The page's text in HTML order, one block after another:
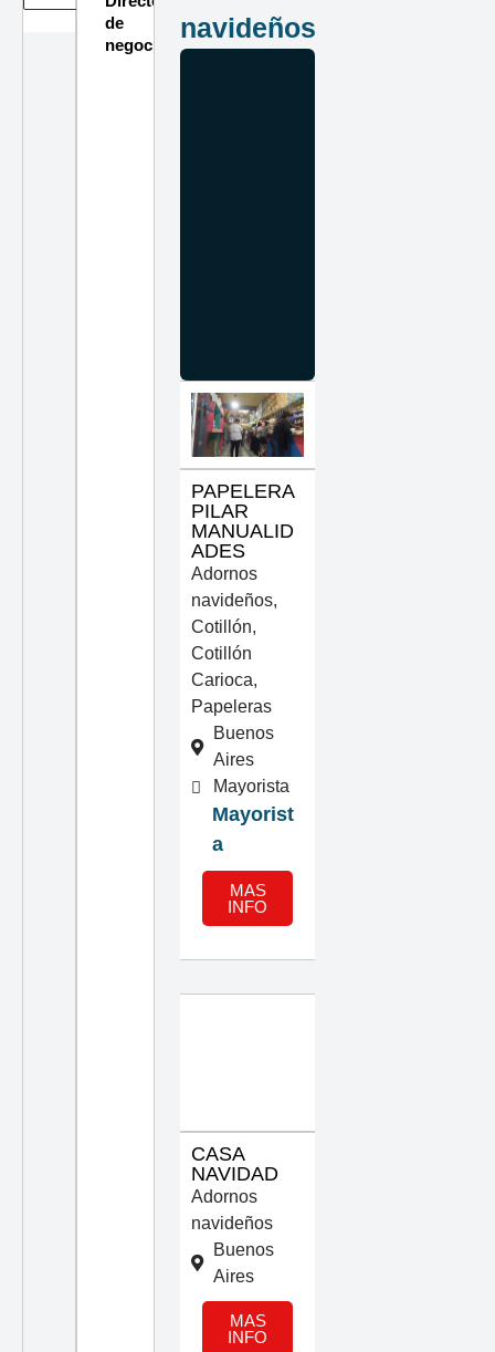
de
negocios
navideños
PAPELERA
PILAR
MANUALID
ADES
Adornos
navideños,
Cotillón,
Cotillón
Carioca,
Papeleras
Buenos
Aires
Mayorista
Mayorist
a
MAS
INFO
CASA
NAVIDAD
Adornos
navideños
Buenos
Aires
MAS
INFO